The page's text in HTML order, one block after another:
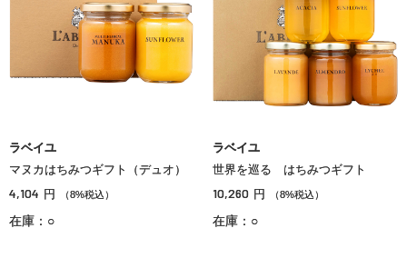
ラベイユ
マヌカはちみつギフト（デュオ）
4,104 円 （8%税込）
在庫：○
ラベイユ
世界を巡る はちみつギフト
10,260 円 （8%税込）
在庫：○